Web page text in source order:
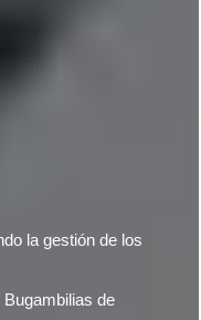
la gestión de los
Bugambilias de